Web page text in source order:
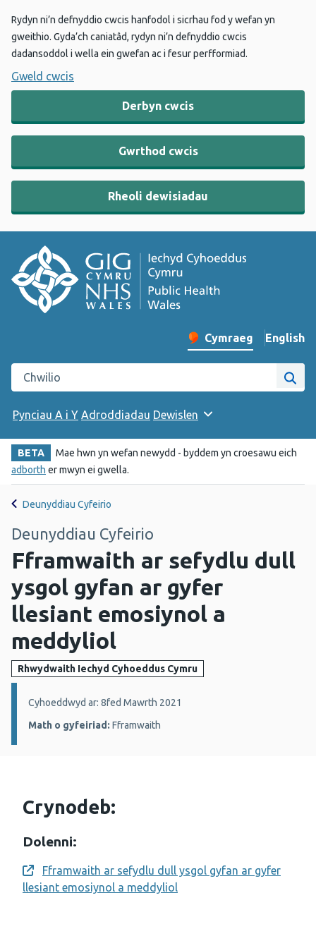
Rydyn ni’n defnyddio cwcis hanfodol i sicrhau fod y wefan yn
gweithio. Gyda’ch caniatâd, rydyn ni’n defnyddio cwcis
dadansoddol i wella ein gwefan ac i fesur perfformiad.
Gweld cwcis
Derbyn cwcis
Gwrthod cwcis
Rheoli dewisiadau
Newid iaith y wefan
Cymraeg English
–
Chwilio gwefan Iechyd Cyhoeddus Cymru
Pynciau A i Y Adroddiadau Dewislen
BETA
Mae hwn yn wefan newydd - byddem yn croesawu eich
adborth er mwyn ei gwella.
Deunyddiau Cyfeirio
Deunyddiau Cyfeirio
Fframwaith ar sefydlu dull
ysgol gyfan ar gyfer
llesiant emosiynol a
meddyliol
Rhwydwaith Iechyd Cyhoeddus Cymru
Manylion:
Cyhoeddwyd ar: 8fed Mawrth 2021
Math o gyfeiriad: Fframwaith
Crynodeb:
Dolenni:
Opens a new window
Fframwaith ar sefydlu dull ysgol gyfan ar gyfer
llesiant emosiynol a meddyliol